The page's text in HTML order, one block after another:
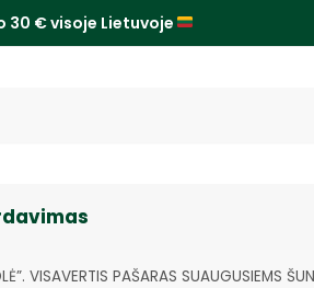
€ visoje Lietuvoje
VISAVERTIS PAŠARAS SUAUGUSIEMS